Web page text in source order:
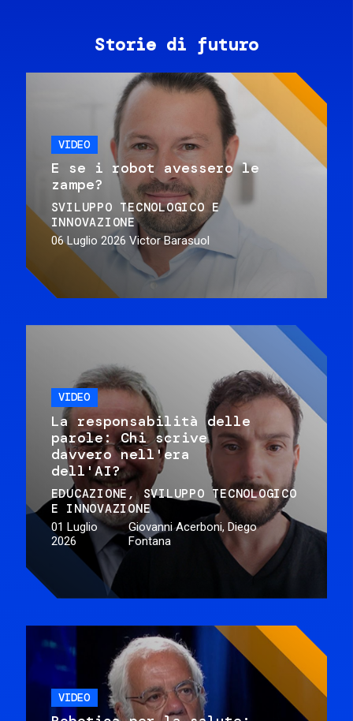
Storie di futuro
VIDEO
E se i robot avessero le
zampe?
SVILUPPO TECNOLOGICO E
INNOVAZIONE
06 Luglio 2026 Victor Barasuol
VIDEO
La responsabilità delle
parole: Chi scrive
davvero nell'era
dell'AI?
EDUCAZIONE
SVILUPPO TECNOLOGICO
E INNOVAZIONE
01 Luglio
2026
Giovanni Acerboni, Diego
Fontana
VIDEO